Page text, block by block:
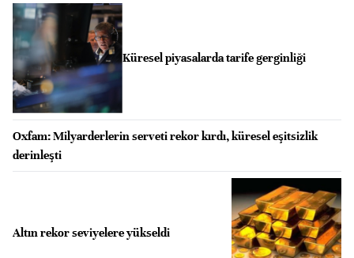
Küresel piyasalarda tarife gerginliği
Oxfam: Milyarderlerin serveti rekor kırdı, küresel eşitsizlik
derinleşti
Altın rekor seviyelere yükseldi